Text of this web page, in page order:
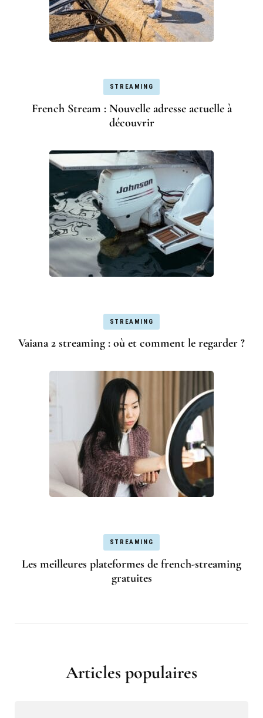
STREAMING
French Stream : Nouvelle adresse actuelle à
découvrir
STREAMING
Vaiana 2 streaming : où et comment le regarder ?
STREAMING
Les meilleures plateformes de french-streaming
gratuites
Articles populaires